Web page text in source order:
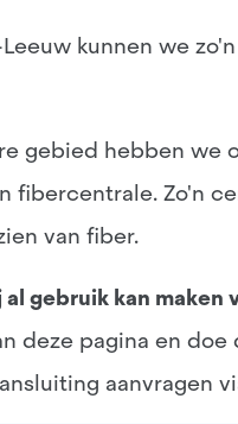
kunnen we zo'n
gebied hebben we
fibercentrale. Zo'n
van fiber.
gebruik kan maken
deze pagina en
aanvragen